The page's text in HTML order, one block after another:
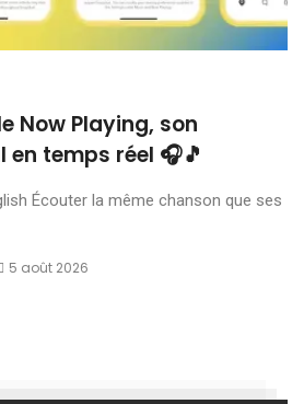
Now Playing, son
temps réel 🎧🎵
Écouter la même chanson que ses
5 août 2026